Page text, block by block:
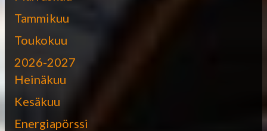
Tammikuu
Toukokuu
2026-2027
Heinäkuu
Kesäkuu
Energiapörssi